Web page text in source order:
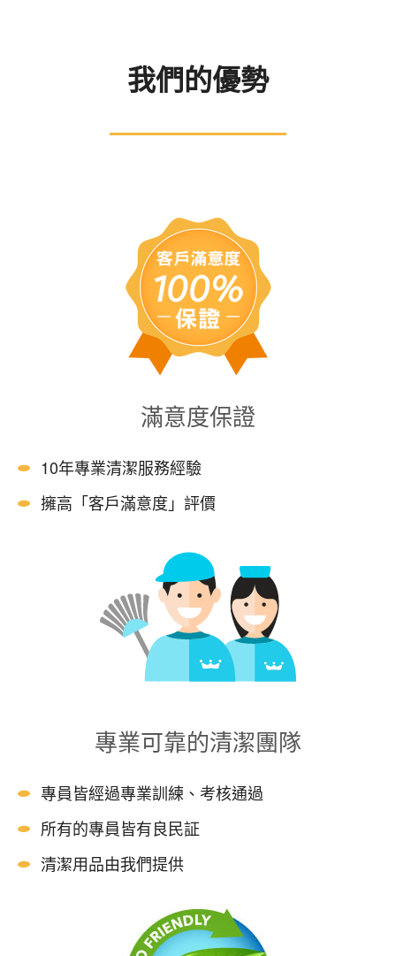
我們的優勢
滿意度保證
10年專業清潔服務經驗
擁高「客戶滿意度」評價
專業可靠的清潔團隊
專員皆經過專業訓練、考核通過
所有的專員皆有良民証
清潔用品由我們提供